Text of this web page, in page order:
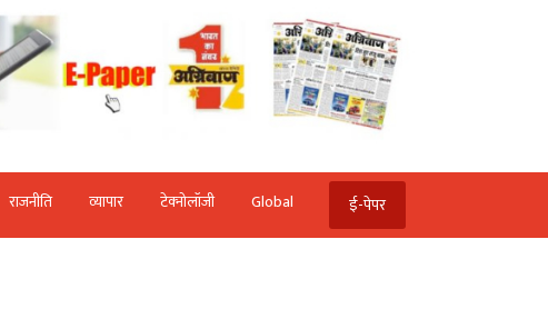
राजनीति व्‍यापार टेक्‍नोलॉजी Global ई-पेपर